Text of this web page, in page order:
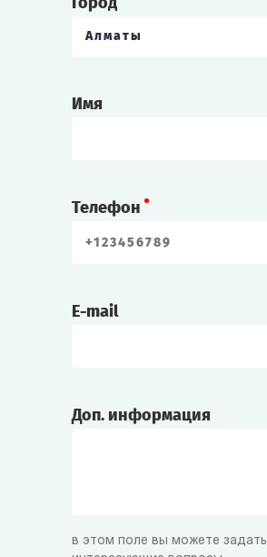
Алматы
Имя
Телефон
E-mail
Доп. информация
в этом поле вы можете задать